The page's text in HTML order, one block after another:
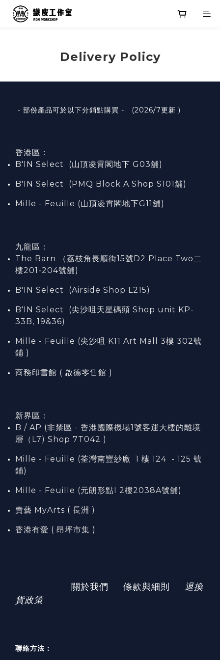
Delivery Policy
- 部份產品可於以下分銷點購買 - (2026/7更新 )
香港區：
B'IN Select (山頂凌霄閣地下 G03舖)
B'IN Select (PMQ Block A Shop S101舖)
Mille - Feuille (山頂凌霄閣地下G11舖)
九龍區：
The Barn （荔枝角長順街15號D2 Place Two二
樓201-204號舖)
B'IN Select (Airside Shop L215)
B'IN Select (尖沙咀天星碼頭 Shop unit KP-
33B, 19&36)
Mille - Feuille (尖沙咀 K11 Art Mall 3樓 302號
鋪 )
商務印書館 ( 啟德零售館 )
新界區：
B / AP (非禁區 - 香港國際機場1號客運大樓的離境
層（L7) Shop 7T042 )
Mille - Feuille (荃灣南豐紗廠 1 樓 124 - 125 號
鋪)
Mille - Feuille (元朗形點I 2樓2038A號舖)
賣藝 MyArts ( 長洲 )
香港有愛 ( 昂坪市集 )
關於我們 條款與細則
退換
貨政策
聯絡方法：